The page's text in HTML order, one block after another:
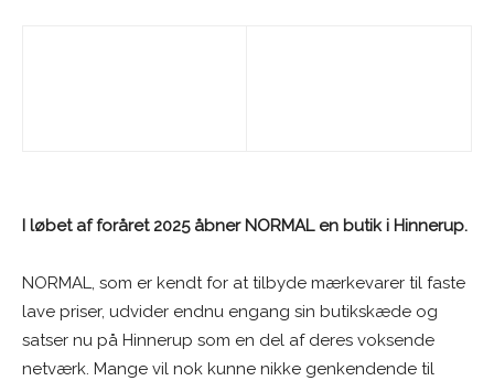
I løbet af foråret 2025 åbner NORMAL en butik i Hinnerup.
NORMAL, som er kendt for at tilbyde mærkevarer til faste
lave priser, udvider endnu engang sin butikskæde og
satser nu på Hinnerup som en del af deres voksende
netværk. Mange vil nok kunne nikke genkendende til